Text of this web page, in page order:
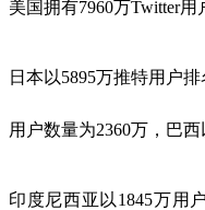
美国拥有7960万Twitter用
日本以5895万推特用户
用户数量为2360万，巴
印度尼西亚以1845万用